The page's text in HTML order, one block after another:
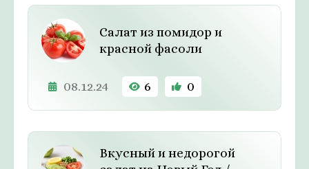
Салат из помидор и
красной фасоли
08.12.24 6 0
Вкусный и недорогой